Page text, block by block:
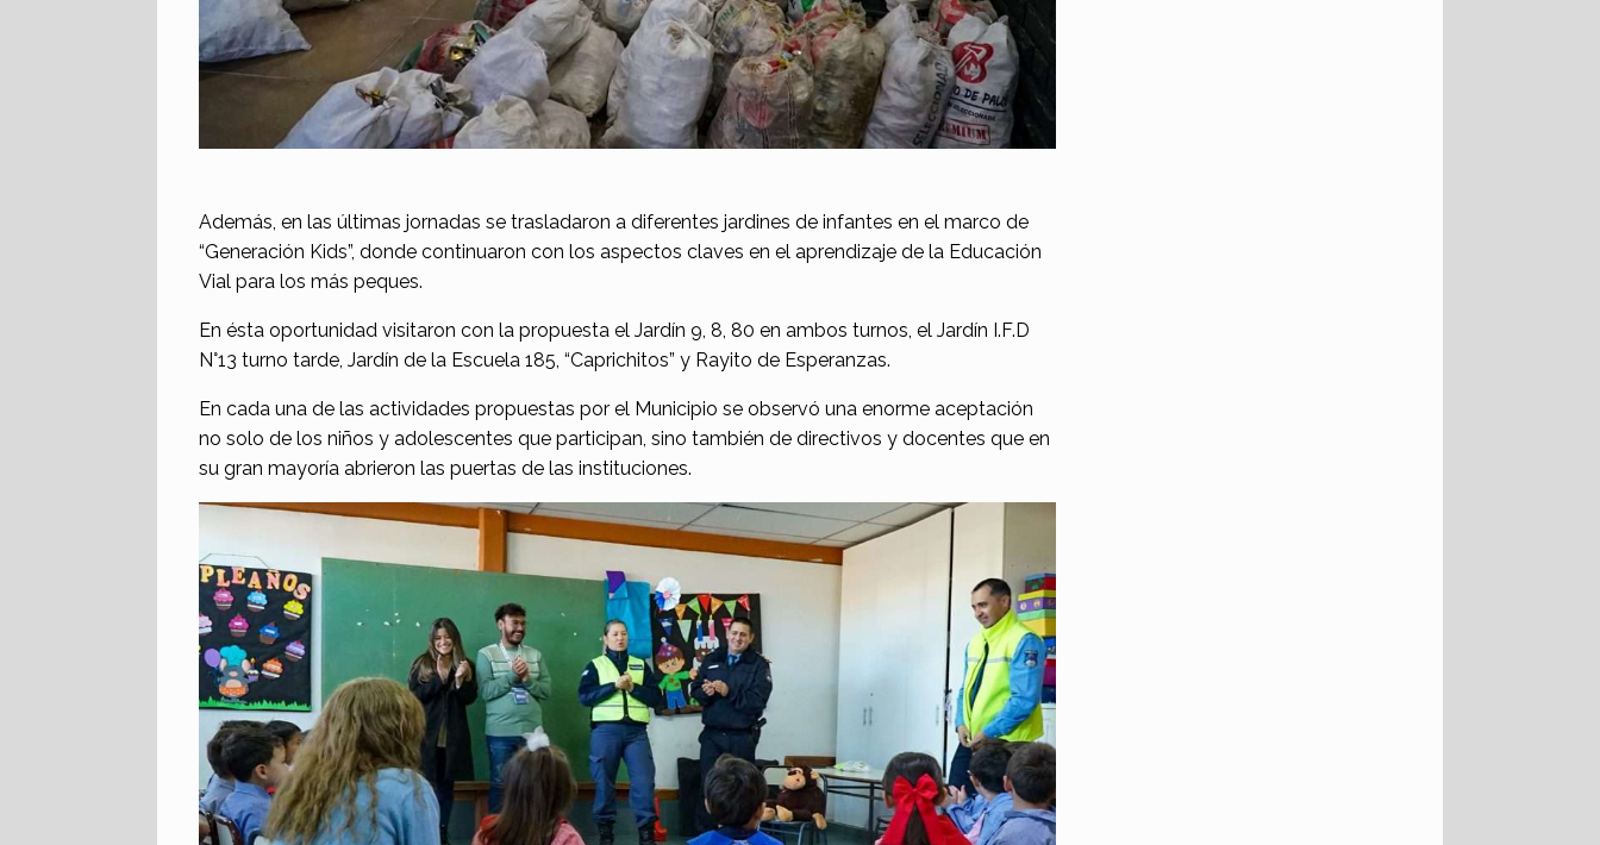
Además, en las últimas jornadas se trasladaron a diferentes jardines de infantes en el marco de
“Generación Kids”, donde continuaron con los aspectos claves en el aprendizaje de la Educación
Vial para los más peques.
En ésta oportunidad visitaron con la propuesta el Jardín 9, 8, 80 en ambos turnos, el Jardín I.F.D
N°13 turno tarde, Jardín de la Escuela 185, “Caprichitos” y Rayito de Esperanzas.
En cada una de las actividades propuestas por el Municipio se observó una enorme aceptación
no solo de los niños y adolescentes que participan, sino también de directivos y docentes que en
su gran mayoría abrieron las puertas de las instituciones.